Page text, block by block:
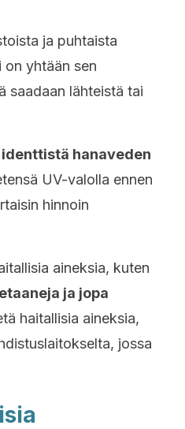
ja puhtaista
yhtään sen
saadaan lähteistä tai
hanaveden
UV-valolla ennen
hinnoin
aineksia, kuten
ja jopa
haitallisia aineksia,
jossa